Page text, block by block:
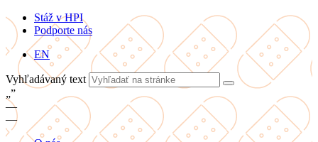
Stáž v HPI
Podporte nás
EN
Vyhľadávaný text
„”
—
—